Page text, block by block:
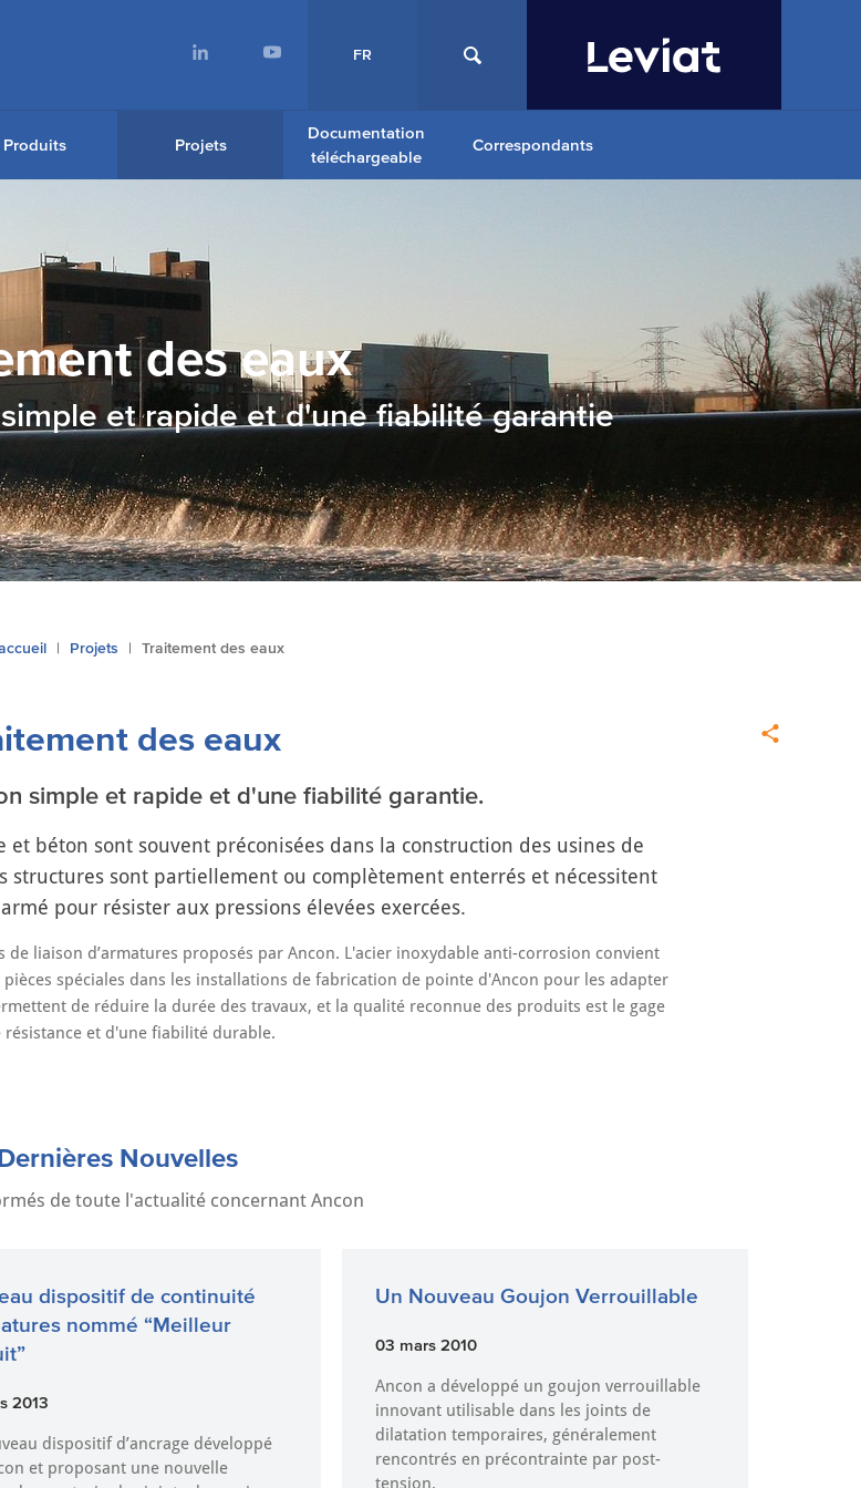
FR
Produits Projets
Documentation
téléchargeable
Correspondants
des eaux
et rapide et d'une fiabilité garantie
Projets Traitement des eaux
des eaux
simple et rapide et d'une fiabilité garantie.
béton sont souvent préconisées dans la construction des usines de
structures sont partiellement ou complètement enterrés et nécessitent
pour résister aux pressions élevées exercées.
liaison d’armatures proposés par Ancon. L'acier inoxydable anti-corrosion convient
spéciales dans les installations de fabrication de pointe d'Ancon pour les adapter
de réduire la durée des travaux, et la qualité reconnue des produits est le gage
résistance et d'une fiabilité durable.
Nouvelles
de toute l'actualité concernant Ancon
dispositif de continuité
nommé “Meilleur
2013
dispositif d’ancrage développé
et proposant une nouvelle
Un Nouveau Goujon Verrouillable
03 mars 2010
Ancon a développé un goujon verrouillable
innovant utilisable dans les joints de
dilatation temporaires, généralement
rencontrés en précontrainte par post-
tension.